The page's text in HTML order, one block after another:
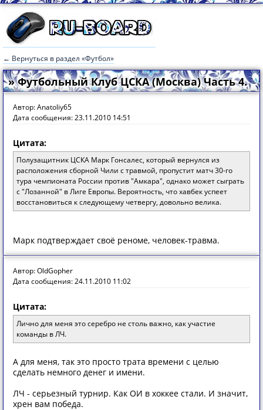
← Вернуться в раздел «Футбол»
» Футбольный Клуб ЦСКА (Москва) Часть 4.
Автор: Anatoliy65
Дата сообщения: 23.11.2010 14:51
Цитата:
Полузащитник ЦСКА Марк Гонсалес, который вернулся из
расположения сборной Чили с травмой, пропустит матч 30-го
тура чемпионата России против "Амкара", однако может сыграть
с "Лозанной" в Лиге Европы. Вероятность, что хавбек успеет
восстановиться к следующему четвергу, довольно велика.
Марк подтверждает своё реноме, человек-травма.
Автор: OldGopher
Дата сообщения: 24.11.2010 11:02
Цитата:
Лично для меня это серебро не столь важно, как участие
команды в ЛЧ.
А для меня, так это просто трата времени с целью
сделать немного денег и имени.
ЛЧ - серьезный турнир. Как ОИ в хоккее стали. И значит,
хрен вам победа.